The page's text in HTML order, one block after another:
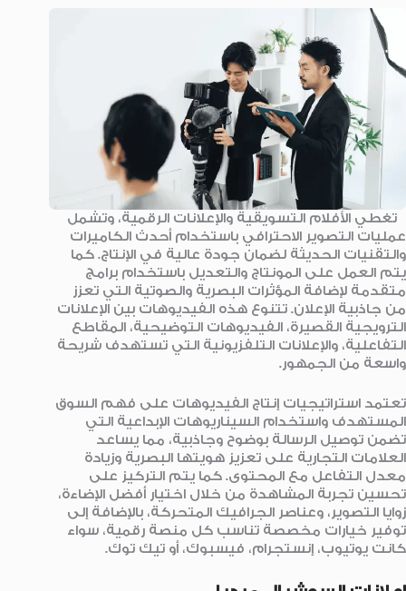
تغطي الأفلام التسويقية والإعلانات الرقمية، وتشمل
عمليات التصوير الاحترافي باستخدام أحدث الكاميرات
والتقنيات الحديثة لضمان جودة عالية في الإنتاج. كما
يتم العمل على المونتاج والتعديل باستخدام برامج
متقدمة لإضافة المؤثرات البصرية والصوتية التي تعزز
من جاذبية الإعلان. تتنوع هذه الفيديوهات بين الإعلانات
الترويجية القصيرة، الفيديوهات التوضيحية، المقاطع
التفاعلية، والإعلانات التلفزيونية التي تستهدف شريحة
واسعة من الجمهور.
تعتمد استراتيجيات إنتاج الفيديوهات على فهم السوق
المستهدف واستخدام السيناريوهات الإبداعية التي
تضمن توصيل الرسالة بوضوح وجاذبية، مما يساعد
العلامات التجارية على تعزيز هويتها البصرية وزيادة
معدل التفاعل مع المحتوى. كما يتم التركيز على
تحسين تجربة المشاهدة من خلال اختيار أفضل الإضاءة،
زوايا التصوير، وعناصر الجرافيك المتحركة، بالإضافة إلى
توفير خيارات مخصصة تناسب كل منصة رقمية، سواء
كانت يوتيوب، إنستجرام، فيسبوك، أو تيك توك.